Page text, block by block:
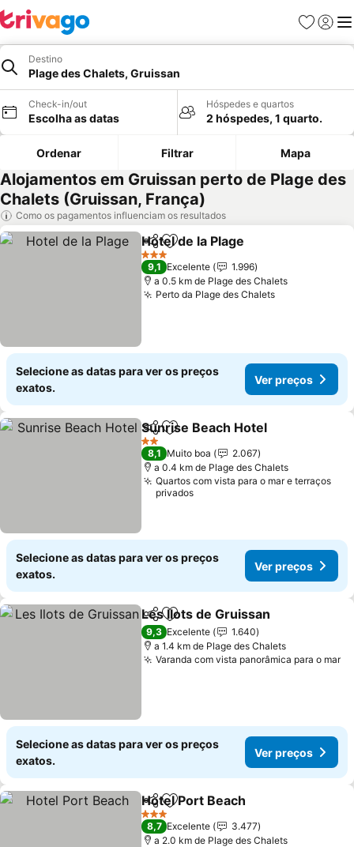
Favoritos
Iniciar
Destino
Plage des Chalets, Gruissan
Check-in/out
Escolha as datas
Hóspedes e quartos
2 hóspedes, 1 quarto.
Ordenar Filtrar Mapa
Alojamentos em Gruissan perto de Plage des
Chalets (Gruissan, França)
Como os pagamentos influenciam os resultados
PartilharAdicionar aos favoritos
Hotel de la Plage
3 Estrelas
9,1 Excelente
1.996
a 0.5 km de Plage des Chalets
Perto da Plage des Chalets
Selecione as datas para ver os preços
exatos.
Ver preços
PartilharAdicionar aos favoritos
Sunrise Beach Hotel
2 Estrelas
8,1 Muito boa
2.067
a 0.4 km de Plage des Chalets
Quartos com vista para o mar e terraços
privados
Selecione as datas para ver os preços
exatos.
Ver preços
PartilharAdicionar aos favoritos
Les Ilots de Gruissan
9,3 Excelente
1.640
a 1.4 km de Plage des Chalets
Varanda com vista panorâmica para o mar
Selecione as datas para ver os preços
exatos.
Ver preços
PartilharAdicionar aos favoritos
Hotel Port Beach
3 Estrelas
8,7 Excelente
3.477
a 2.0 km de Plage des Chalets